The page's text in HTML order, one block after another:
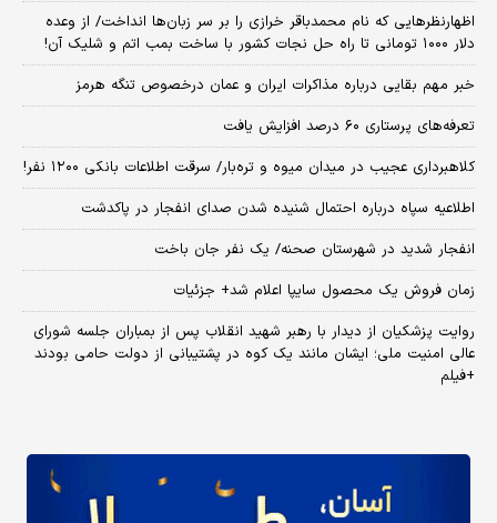
اظهارنظرهایی که نام محمدباقر خرازی را بر سر زبان‌ها انداخت/ از وعده
دلار ۱۰۰۰ تومانی تا راه حل نجات کشور با ساخت بمب اتم و شلیک آن!
خبر مهم بقایی درباره مذاکرات ایران و عمان درخصوص تنگه هرمز
تعرفه‌های پرستاری ۶۰ درصد افزایش یافت
کلاهبرداری عجیب در میدان میوه و تره‌بار/ سرقت اطلاعات بانکی ۱۲۰۰ نفر!
اطلاعیه سپاه درباره احتمال شنیده شدن صدای انفجار در پاکدشت
انفجار شدید در شهرستان صحنه/ یک نفر جان باخت
زمان فروش یک محصول سایپا اعلام شد+ جزئیات
روایت پزشکیان از دیدار با رهبر شهید انقلاب پس از بمباران جلسه شورای
عالی امنیت ملی؛ ایشان مانند یک کوه در پشتیبانی از دولت حامی بودند
+فیلم